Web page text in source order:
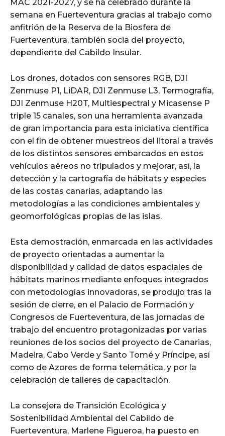
MAC 2021-2027, y se ha celebrado durante la
semana en Fuerteventura gracias al trabajo como
anfitrión de la Reserva de la Biosfera de
Fuerteventura, también socia del proyecto,
dependiente del Cabildo Insular.
Los drones, dotados con sensores RGB, DJI
Zenmuse P1, LiDAR, DJI Zenmuse L3, Termografía,
DJI Zenmuse H20T, Multiespectral y Micasense P
triple 15 canales, son una herramienta avanzada
de gran importancia para esta iniciativa científica
con el fin de obtener muestreos del litoral a través
de los distintos sensores embarcados en estos
vehículos aéreos no tripulados y mejorar, así, la
detección y la cartografía de hábitats y especies
de las costas canarias, adaptando las
metodologías a las condiciones ambientales y
geomorfológicas propias de las islas.
Esta demostración, enmarcada en las actividades
de proyecto orientadas a aumentar la
disponibilidad y calidad de datos espaciales de
hábitats marinos mediante enfoques integrados
con metodologías innovadoras, se produjo tras la
sesión de cierre, en el Palacio de Formación y
Congresos de Fuerteventura, de las jornadas de
trabajo del encuentro protagonizadas por varias
reuniones de los socios del proyecto de Canarias,
Madeira, Cabo Verde y Santo Tomé y Príncipe, así
como de Azores de forma telemática, y por la
celebración de talleres de capacitación.
La consejera de Transición Ecológica y
Sostenibilidad Ambiental del Cabildo de
Fuerteventura, Marlene Figueroa, ha puesto en